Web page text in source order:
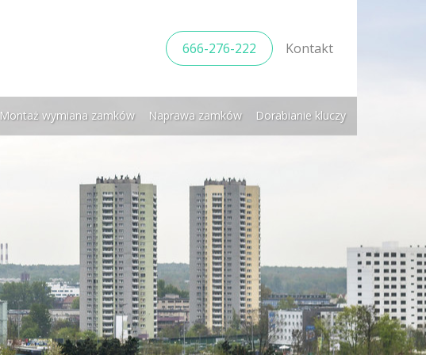
666-276-222 Kontakt
Montaż wymiana zamków Naprawa zamków Dorabianie kluczy